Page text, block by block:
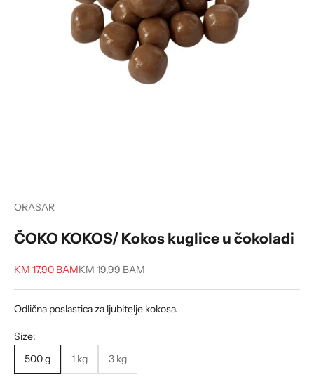
ORASAR
ČOKO KOKOS/ Kokos kuglice u čokoladi
Sale price
KM 17,90 BAMRegular price
KM 19,99 BAM
Odlična poslastica za ljubitelje kokosa.
Size:
500 g
1 kg 3 kg